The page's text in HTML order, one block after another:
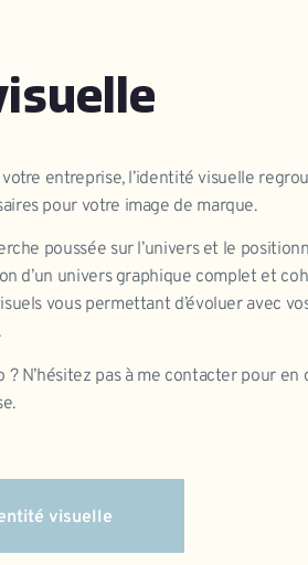
entreprise, l’identité visuelle
pour votre image de marque.
poussée sur l’univers et le
d’un univers graphique complet et
vous permettant d’évoluer avec
? N’hésitez pas à me contacter pour en
visuelle